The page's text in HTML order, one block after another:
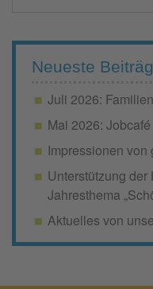
Neueste
Juli 2026:
Mai 2026:
Impressionen von
Unterstützung
Jahresthema
Aktuelles von